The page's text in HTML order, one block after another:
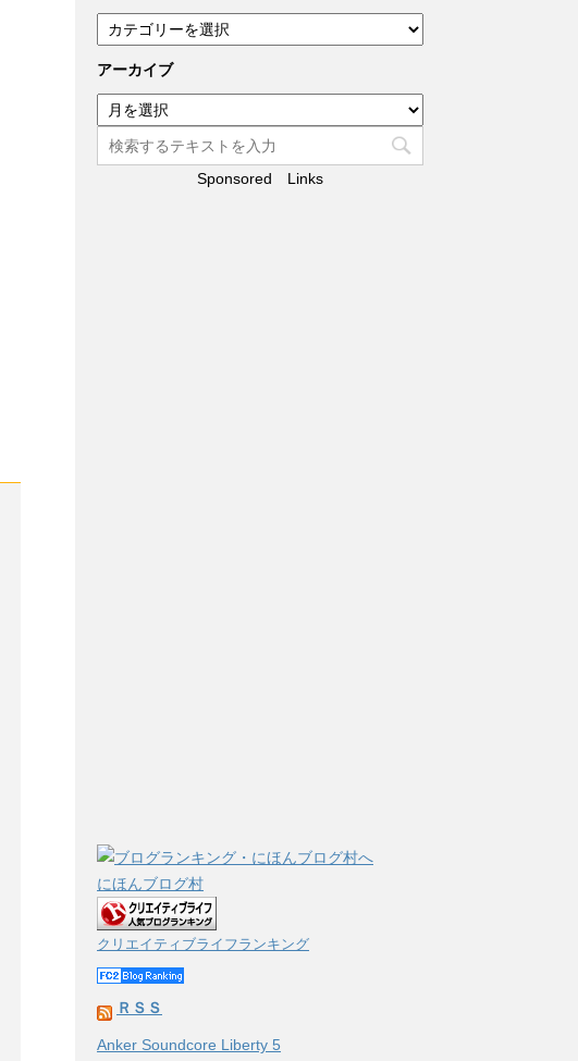
カ
テ
ゴ
ー
アーカイブ
ー
Sponsored Links
にほんブログ村
クリエイティブライフランキング
ＲＳＳ
Anker Soundcore Liberty 5